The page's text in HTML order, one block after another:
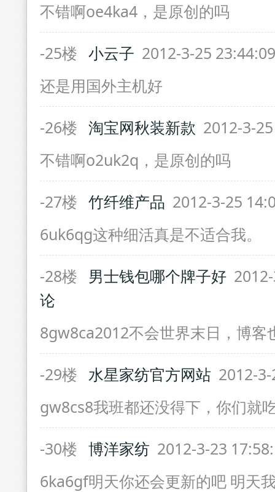
不错啊oe4ka4，是原创的吗
-25楼 小云子 2012-3-25
还是用国外主机好
-26楼 淘宝网秋装新款 2012-3-
不错啊o2uk2q，是原创的吗
-27楼 竹纤维产品 2012-3-25
6uk6qg这种细活真是不适合我。
-28楼
男士钱包哪个牌子好
论
8gw8ca2012不会世界末日，博客
-29楼 水星家纺官方网站 2012-
gw8cs8我班都还没得下，你们就
-30楼 博洋家纺 2012-3-23
6ka6gf明天你还会更新的吧 明天